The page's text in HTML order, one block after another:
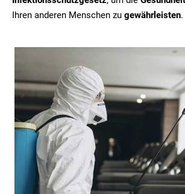
Ihren anderen Menschen zu gewährleisten.